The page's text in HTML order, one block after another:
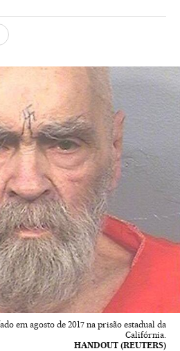
Redes Sociales
em agosto de 2017 na prisão estadual da
Califórnia.
HANDOUT (REUTERS)